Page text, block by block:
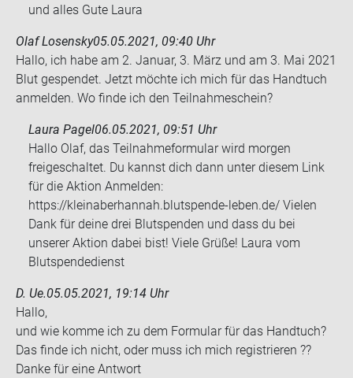
und alles Gute Laura
Olaf Losensky05.05.2021, 09:40 Uhr
Hallo, ich habe am 2. Ja­nu­ar, 3. März und am 3. Mai 2021
Blut ge­spen­det. Jetzt möch­te ich mich für das Hand­tuch
an­mel­den. Wo finde ich den Teil­nah­me­schein?
Laura Pagel06.05.2021, 09:51 Uhr
Hallo Olaf, das Teilnahmeformular wird morgen
freigeschaltet. Du kannst dich dann unter diesem Link
für die Aktion Anmelden:
https://kleinaberhannah.blutspende-leben.de/ Vielen
Dank für deine drei Blutspenden und dass du bei
unserer Aktion dabei bist! Viele Grüße! Laura vom
Blutspendedienst
D. Ue.05.05.2021, 19:14 Uhr
Hallo,
und wie komme ich zu dem For­mu­lar für das Hand­tuch?
Das finde ich nicht, oder muss ich mich re­gis­trie­ren ??
Danke für eine Ant­wort